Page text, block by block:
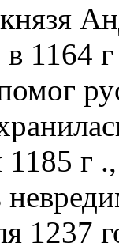
1164
г
1237